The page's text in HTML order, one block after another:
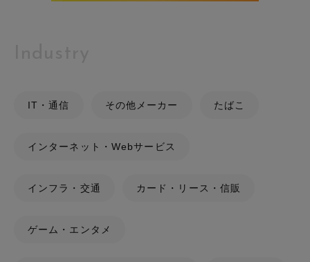
IT・通信 その他メーカー たばこ
インターネット・Webサービス
インフラ・交通 カード・リース・信販
ゲーム・エンタメ